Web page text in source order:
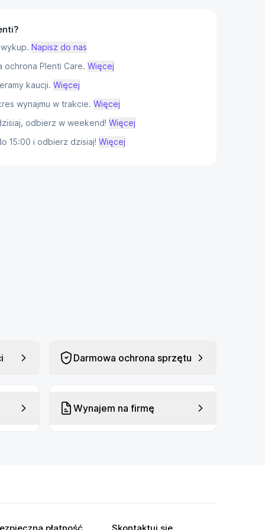
Napisz do nas
ochrona Plenti Care. Więcej
kaucji. Więcej
wynajmu w trakcie. Więcej
odbierz w weekend! Więcej
15:00 i odbierz dzisiaj! Więcej
Darmowa ochrona sprzętu
Wynajem na firmę